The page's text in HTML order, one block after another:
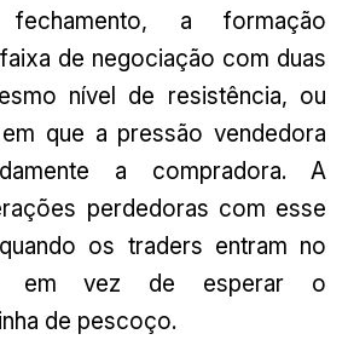
a formação
de negociação com duas
nível de resistência, ou
que a pressão vendedora
a compradora. A
perdedoras com esse
os traders entram no
em vez de esperar o
de pescoço.